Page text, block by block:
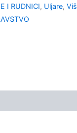
I RUDNICI, Uljare,